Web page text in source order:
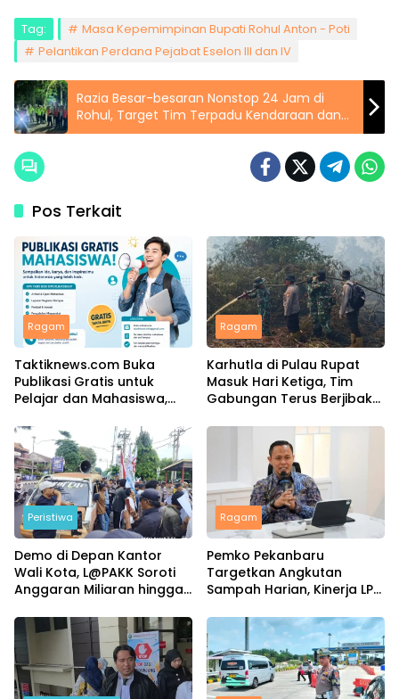
Tag:
Masa Kepemimpinan Bupati Rohul Anton - Poti
Pelantikan Perdana Pejabat Eselon III dan IV
Razia Besar-besaran Nonstop 24 Jam di
Rohul, Target Tim Terpadu Kendaraan dan
Truk Odol
Pos Terkait
Ragam
Taktiknews.com Buka
Publikasi Gratis untuk
Pelajar dan Mahasiswa,
Ragam
Karhutla di Pulau Rupat
Masuk Hari Ketiga, Tim
Gabungan Terus Berjibaku
Peristiwa
Demo di Depan Kantor
Wali Kota, L@PAKK Soroti
Anggaran Miliaran hingga
Ragam
Pemko Pekanbaru
Targetkan Angkutan
Sampah Harian, Kinerja LPS